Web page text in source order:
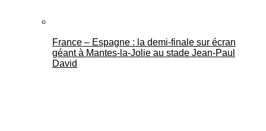
France – Espagne : la demi-finale sur écran
géant à Mantes-la-Jolie au stade Jean-Paul
David